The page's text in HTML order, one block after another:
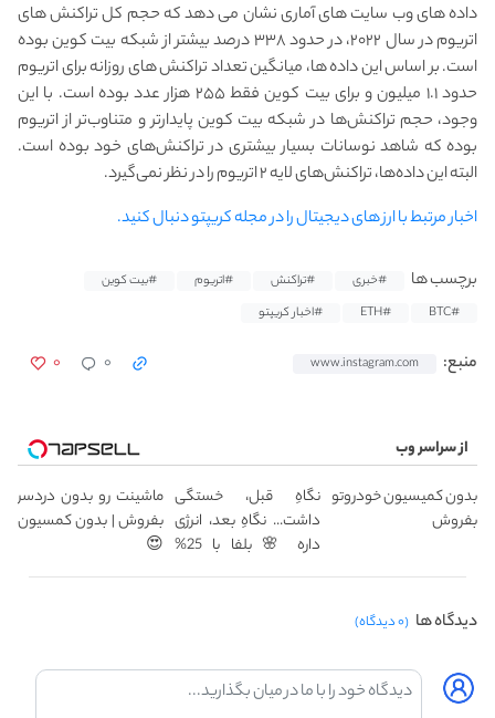
داده های وب سایت های آماری نشان می دهد که حجم کل تراکنش های
اتریوم در سال ۲۰۲۲، در حدود ۳۳۸ درصد بیشتر از شبکه بیت کوین بوده
است. بر اساس این داده‌ ها، میانگین تعداد تراکنش های روزانه برای اتریوم
حدود ۱.۱ میلیون و برای بیت کوین فقط ۲۵۵ هزار عدد بوده است. با این
وجود، حجم تراکنش‌ها در شبکه بیت کوین پایدارتر و متناوب‌تر از اتریوم
بوده که شاهد نوسانات بسیار بیشتری در تراکنش‌های خود بوده است.
البته این داده‌ها، تراکنش‌های لایه ۲ اتریوم را در نظر نمی‌گیرد.
اخبار مرتبط با ارز های دیجیتال را در مجله کریپتو دنبال کنید.
برچسب ها #خبری #تراکنش #اتریوم
#بیت کوین
#BTC
#ETH #اخبار کریپتو
منبع: www.instagram.com ۰ ۰
از سراسر وب
بدون کمیسیون خودروتو
بفروش
نگاهِ قبل، خستگی
داشت... نگاهِ بعد، انرژی
داره 🌸 بلفا با 25%
تخفیف
ماشینت رو بدون دردسر
بفروش | بدون کمسیون
😍
دیدگاه ها (۰ دیدگاه)